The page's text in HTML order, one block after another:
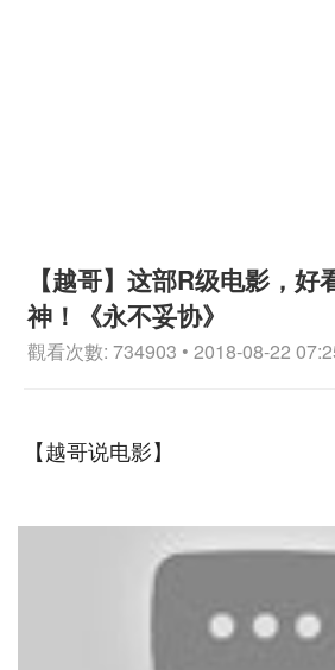
【越哥】这部R级电影，
神！《永不妥协》
觀看次數: 734903 • 2018-08-22
【越哥说电影】